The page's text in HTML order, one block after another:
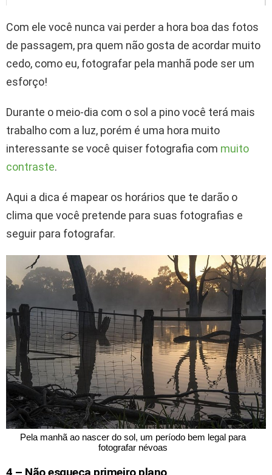
Com ele você nunca vai perder a hora boa das fotos
de passagem, pra quem não gosta de acordar muito
cedo, como eu, fotografar pela manhã pode ser um
esforço!
Durante o meio-dia com o sol a pino você terá mais
trabalho com a luz, porém é uma hora muito
interessante se você quiser fotografia com muito
contraste.
Aqui a dica é mapear os horários que te darão o
clima que você pretende para suas fotografias e
seguir para fotografar.
fotografar névoas